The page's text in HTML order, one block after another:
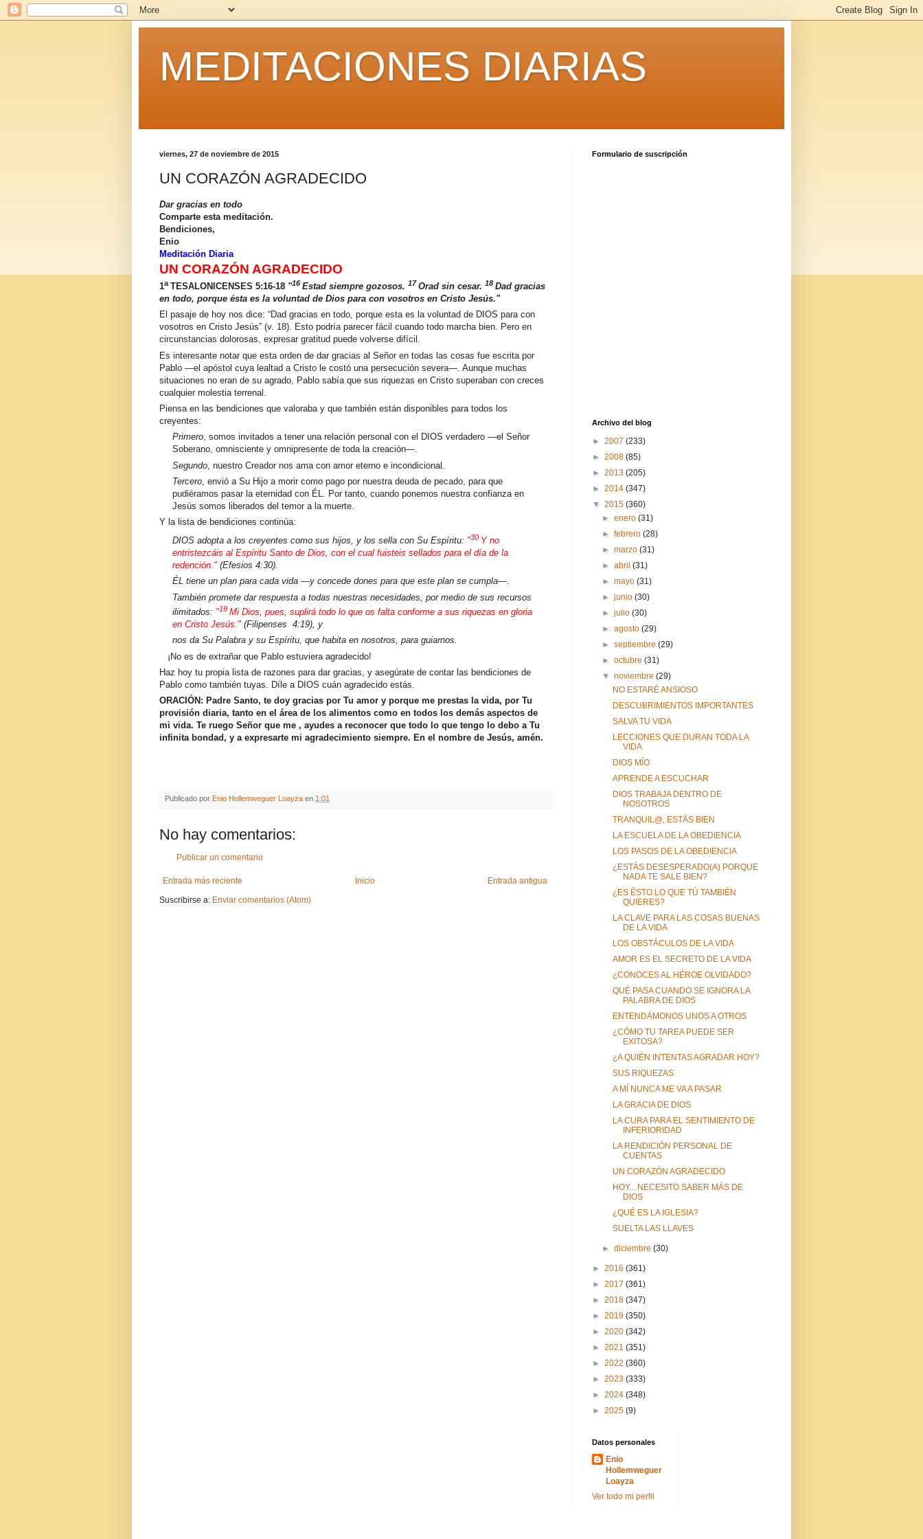
MEDITACIONES DIARIAS
viernes, 27 de noviembre de 2015
UN CORAZÓN AGRADECIDO
Dar gracias en todo
Comparte esta meditación.
Bendiciones,
Enio
Meditación Diaria
UN CORAZÓN AGRADECIDO
1a TESALONICENSES 5:16-18 "16 Estad siempre gozosos. 17Orad sin cesar. 18 Dad gracias
en todo, porque ésta es la voluntad de Dios para con vosotros en Cristo Jesús."
El pasaje de hoy nos dice: “Dad gracias en todo, porque esta es la voluntad de DIOS para con
vosotros en Cristo Jesús” (v. 18). Esto podría parecer fácil cuando todo marcha bien. Pero en
circunstancias dolorosas, expresar gratitud puede volverse difícil.
Es interesante notar que esta orden de dar gracias al Señor en todas las cosas fue escrita por
Pablo —el apóstol cuya lealtad a Cristo le costó una persecución severa—. Aunque muchas
situaciones no eran de su agrado, Pablo sabía que sus riquezas en Cristo superaban con creces
cualquier molestia terrenal.
Piensa en las bendiciones que valoraba y que también están disponibles para todos los
creyentes:
Primero, somos invitados a tener una relación personal con el DIOS verdadero —el Señor
Soberano, omnisciente y omnipresente de toda la creación—.
Segundo , nuestro Creador nos ama con amor eterno e incondicional.
Tercero, envió a Su Hijo a morir como pago por nuestra deuda de pecado, para que
pudiéramos pasar la eternidad con ÉL. Por tanto, cuando ponemos nuestra confianza en
Jesús somos liberados del temor a la muerte.
Y la lista de bendiciones continúa:
DIOS adopta a los creyentes como sus hijos, y los sella con Su Espíritu: "30 Y no
entristezcáis al Espíritu Santo de Dios, con el cual fuisteis sellados para el día de la
redención." (Efesios 4:30).
ÉL tiene un plan para cada vida —y concede dones para que este plan se cumpla—.
También promete dar respuesta a todas nuestras necesidades, por medio de sus recursos
ilimitados: "19 Mi Dios, pues, suplirá todo lo que os falta conforme a sus riquezas en gloria
en Cristo Jesús." (Filipenses 4:19), y
nos da Su Palabra y su Espíritu, que habita en nosotros, para guiarnos.
¡No es de extrañar que Pablo estuviera agradecido!
Haz hoy tu propia lista de razones para dar gracias, y asegúrate de contar las bendiciones de
Pablo como también tuyas. Díle a DIOS cuán agradecido estás.
ORACIÓN: Padre Santo, te doy gracias por Tu amor y porque me prestas la vida, por Tu
provisión diaria, tanto en el área de los alimentos como en todos los demás aspectos de
mi vida. Te ruego Señor que me , ayudes a reconocer que todo lo que tengo lo debo a Tu
infinita bondad, y a expresarte mi agradecimiento siempre. En el nombre de Jesús, amén.
Publicado por Enio Hollemweguer Loayza en 1:01
No hay comentarios:
Publicar un comentario
Entrada más reciente Entrada antigua
Inicio
Suscribirse a: Enviar comentarios (Atom)
Formulario de suscripción
Archivo del blog
► 2007 (233)
► 2008 (85)
► 2013 (205)
► 2014 (347)
▼ 2015 (360)
►enero(31)
►febrero(28)
►marzo(31)
►abril(31)
►mayo(31)
►junio(30)
►julio(30)
►agosto(29)
►septiembre(29)
►octubre(31)
▼noviembre(29)
NO ESTARÉ ANSIOSO
DESCUBRIMIENTOS IMPORTANTES
SALVA TU VIDA
LECCIONES QUE DURAN TODA LA
VIDA
DIOS MÍO
APRENDE A ESCUCHAR
DIOS TRABAJA DENTRO DE
NOSOTROS
TRANQUIL@, ESTÁS BIEN
LA ESCUELA DE LA OBEDIENCIA
LOS PASOS DE LA OBEDIENCIA
¿ESTÁS DESESPERADO(A) PORQUE
NADA TE SALE BIEN?
¿ES ÉSTO LO QUE TÚ TAMBIÉN
QUIERES?
LA CLAVE PARA LAS COSAS BUENAS
DE LA VIDA
LOS OBSTÁCULOS DE LA VIDA
AMOR ES EL SECRETO DE LA VIDA
¿CONOCES AL HÉROE OLVIDADO?
QUÉ PASA CUANDO SE IGNORA LA
PALABRA DE DIOS
ENTENDÁMONOS UNOS A OTROS
¿CÓMO TU TAREA PUEDE SER
EXITOSA?
¿A QUIÉN INTENTAS AGRADAR HOY?
SUS RIQUEZAS
A MÍ NUNCA ME VA A PASAR
LA GRACIA DE DIOS
LA CURA PARA EL SENTIMIENTO DE
INFERIORIDAD
LA RENDICIÓN PERSONAL DE
CUENTAS
UN CORAZÓN AGRADECIDO
HOY... NECESITO SABER MÁS DE
DIOS
¿QUÉ ES LA IGLESIA?
SUELTA LAS LLAVES
►diciembre(30)
► 2016 (361)
► 2017 (361)
► 2018 (347)
► 2019 (350)
► 2020 (342)
► 2021 (351)
► 2022 (360)
► 2023 (333)
► 2024 (348)
► 2025 (9)
Datos personales
Enio
Hollemweguer
Loayza
Ver todo mi perfil